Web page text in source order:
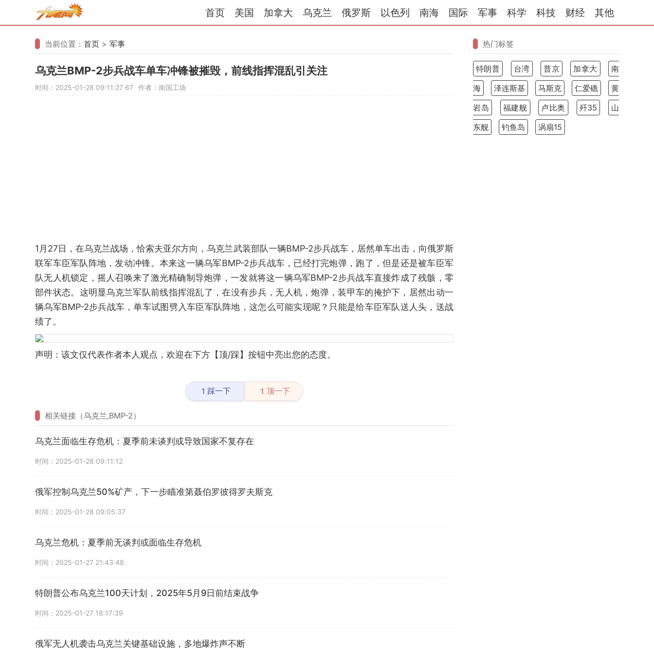
首页 美国 加拿大 乌克兰 俄罗斯 以色列 南海 国际 军事 科学 科技 财经 其他
当前位置： 首页 > 军事
乌克兰BMP-2步兵战车单车冲锋被摧毁，前线指挥混乱引关注
时间：2025-01-28 09:11:27 67 作者：南国工场
1月27日，在乌克兰战场，恰索夫亚尔方向，乌克兰武装部队一辆BMP-2步兵战车，居然单车出击，向俄罗斯
联军车臣军队阵地，发动冲锋。本来这一辆乌军BMP-2步兵战车，已经打完炮弹，跑了，但是还是被车臣军
队无人机锁定，摇人召唤来了激光精确制导炮弹，一发就将这一辆乌军BMP-2步兵战车直接炸成了残骸，零
部件状态。这明显乌克兰军队前线指挥混乱了，在没有步兵，无人机，炮弹，装甲车的掩护下，居然出动一
辆乌军BMP-2步兵战车，单车试图劈入车臣军队阵地，这怎么可能实现呢？只能是给车臣军队送人头，送战
绩了。
声明：该文仅代表作者本人观点，欢迎在下方【顶/踩】按钮中亮出您的态度。
1 踩一下 1 顶一下
相关链接（乌克兰,BMP-2）
乌克兰面临生存危机：夏季前未谈判或导致国家不复存在
时间：2025-01-28 09:11:12
俄军控制乌克兰50%矿产，下一步瞄准第聂伯罗彼得罗夫斯克
时间：2025-01-28 09:05:37
乌克兰危机：夏季前无谈判或面临生存危机
时间：2025-01-27 21:43:48
特朗普公布乌克兰100天计划，2025年5月9日前结束战争
时间：2025-01-27 18:17:39
俄军无人机袭击乌克兰关键基础设施，多地爆炸声不断
热门标签
特朗普 台湾 普京 加拿大
南
海
泽连斯基 马斯克 仁爱礁
黄
岩岛
福建舰 卢比奥 歼35
山
东舰
钓鱼岛 涡扇15